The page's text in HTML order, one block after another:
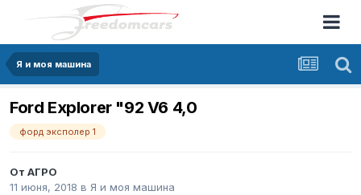
Я и моя машина
Ford Explorer "92 V6 4,0
форд эксполер 1
От АГРО
11 июня, 2018 в Я и моя машина